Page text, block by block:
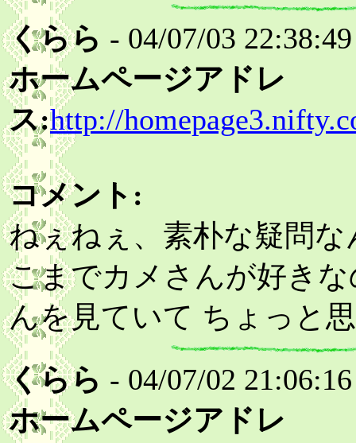
くらら - 04/07/03 22:38:49
ホームページアドレ
ス:http://
コメント:
ねぇねぇ、素朴な疑問
こまでカメさんが好き
んを見ていて ちょっと
くらら - 04/07/02 21:06:16
ホームページアドレ